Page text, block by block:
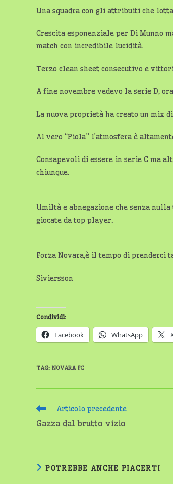
Una squadra con gli attribuiti che
Crescita esponenziale per Di Munno
match con incredibile lucidità.
Terzo clean sheet consecutivo e
A fine novembre vedevo la serie D,
La nuova proprietà ha creato un mix
Al vero “Piola” l’atmosfera è
Consapevoli di essere in serie C ma
chiunque.
Umiltà e abnegazione che senza
giocate da top player.
Forza Novara,è il tempo di prenderci
Siviersson
Condividi:
Facebook WhatsApp
TAG: NOVARA FC
Leggi
articoli
Articolo precedente
Gazza dal brutto vizio
POTREBBE ANCHE PIACERTI